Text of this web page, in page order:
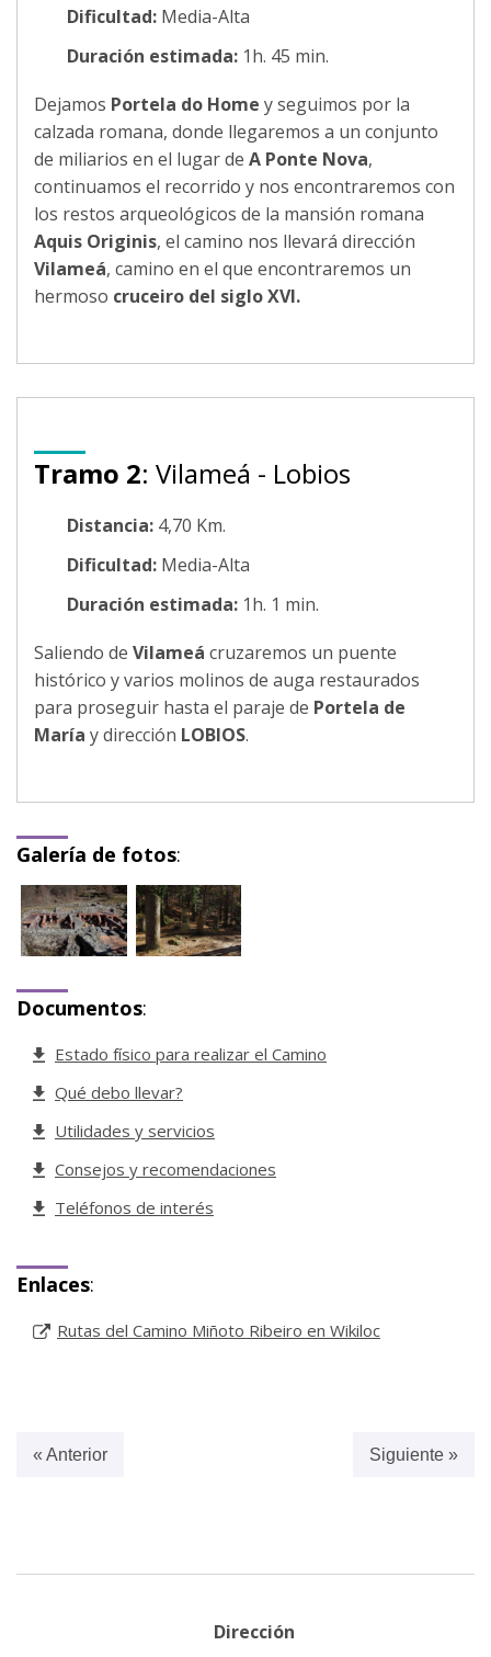
Dificultad: Media-Alta
Duración estimada: 1h. 45 min.
Dejamos Portela do Home y seguimos por la
calzada romana, donde llegaremos a un conjunto
de miliarios en el lugar de A Ponte Nova,
continuamos el recorrido y nos encontraremos con
los restos arqueológicos de la mansión romana
Aquis Originis, el camino nos llevará dirección
Vilameá, camino en el que encontraremos un
hermoso cruceiro del siglo XVI.
Tramo 2: Vilameá - Lobios
Distancia: 4,70 Km.
Dificultad: Media-Alta
Duración estimada: 1h. 1 min.
Saliendo de Vilameá cruzaremos un puente
histórico y varios molinos de auga restaurados
para proseguir hasta el paraje de Portela de
María y dirección LOBIOS.
Galería de fotos:
Documentos:
Estado físico para realizar el Camino
Qué debo llevar?
Utilidades y servicios
Consejos y recomendaciones
Teléfonos de interés
Enlaces:
Rutas del Camino Miñoto Ribeiro en Wikiloc
Siguiente »
« Anterior
Dirección